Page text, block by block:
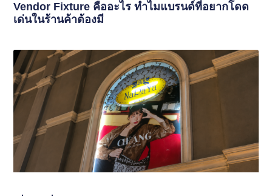
Vendor Fixture คืออะไร ทำไมแบรนด์ที่อยากโดด
เด่นในร้านค้าต้องมี